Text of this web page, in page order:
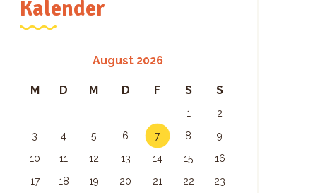
Kalender
August 2026
M D M D F S S
1
2
3
4 5 6 7 8
9
10
11 12 13 14 15
16
17
18 19 20 21 22
23